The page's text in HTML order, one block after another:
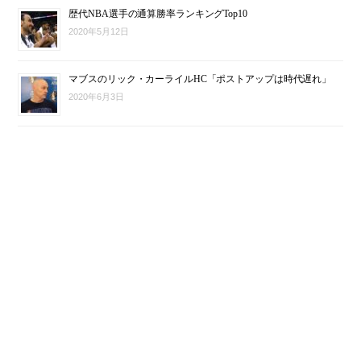
歴代NBA選手の通算勝率ランキングTop10
2020年5月12日
マブスのリック・カーライルHC「ポストアップは時代遅れ」
2020年6月3日